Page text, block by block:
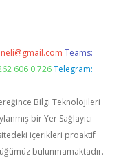
Teams:
606 0 726 Telegram:
Bilgi Teknolojileri
bir Yer Sağlayıcı
içerikleri proaktif
bulunmamaktadır.